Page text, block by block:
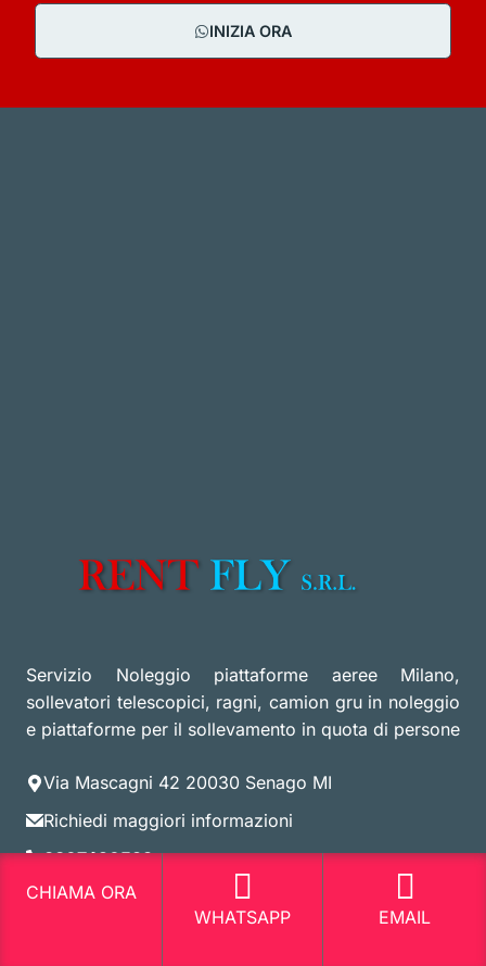
INIZIA ORA
Servizio Noleggio piattaforme aeree Milano,
sollevatori telescopici, ragni, camion gru in noleggio
e piattaforme per il sollevamento in quota di persone
Via Mascagni 42 20030 Senago MI
Richiedi maggiori informazioni
3807420599
3807420599
CHIAMA ORA
WHATSAPP
EMAIL